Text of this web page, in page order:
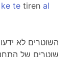
ke te tiren al
השוטרים לא
שוטרים של